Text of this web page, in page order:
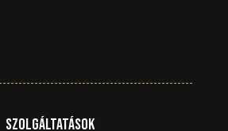
Szolgáltatások